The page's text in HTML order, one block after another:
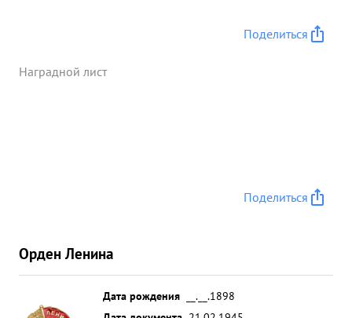
Поделиться
Наградной лист
Поделиться
Орден Ленина
Дата рождения
__.__.1898